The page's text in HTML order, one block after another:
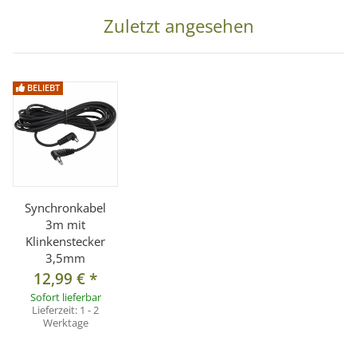
Zuletzt angesehen
BELIEBT
Synchronkabel
3m mit
Klinkenstecker
3,5mm
12,99 €*
Sofort lieferbar
Lieferzeit: 1 - 2
Werktage